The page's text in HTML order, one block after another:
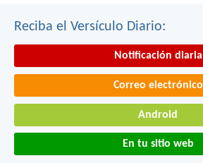
Reciba el Versículo Diario:
Notificación diaria
Correo electrónico
Android
En tu sitio web